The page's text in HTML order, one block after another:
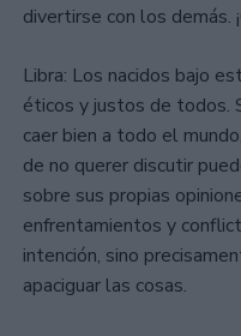
divertirse con los demás.
Libra: Los nacidos bajo
éticos y justos de todos.
caer bien a todo el
de no querer discutir
sobre sus propias
enfrentamientos y
intención, sino
apaciguar las cosas.